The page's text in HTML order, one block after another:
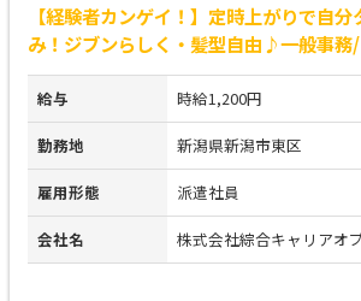
【経験者カンゲイ！】定時上がりで自
み！ジブンらしく・髪型自由♪一般事務
給与 時給1,200円
勤務地 新潟県新潟市東区
雇用形態 派遣社員
会社名 株式会社綜合キャリアオ